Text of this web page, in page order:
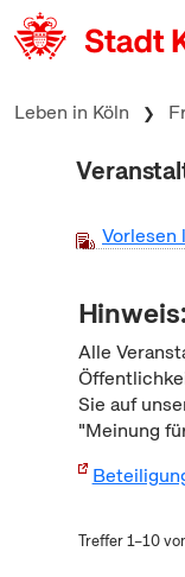
zum Inhalt springen
Leben in Köln
Vorlesen
Hinweis:
Alle
Sie auf
"Meinung
Treffer 1–10